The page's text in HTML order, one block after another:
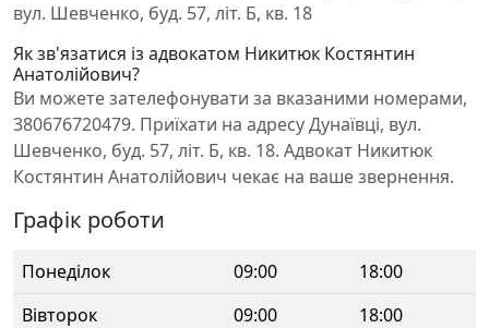
вул. Шевченко, буд. 57, літ. Б, кв. 18
Як зв'язатися із адвокатом Никитюк Костянтин
Анатолійович?
Ви можете зателефонувати за вказаними номерами,
380676720479. Приїхати на адресу Дунаївці, вул.
Шевченко, буд. 57, літ. Б, кв. 18. Адвокат Никитюк
Костянтин Анатолійович чекає на ваше звернення.
Графік роботи
Понеділок 09:00
18:00
Вівторок
09:00
18:00